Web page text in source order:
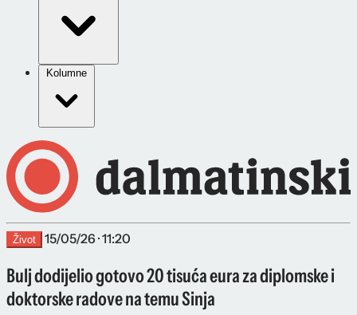
Kolumne
Život 15/05/26 · 11:20
Bulj dodijelio gotovo 20 tisuća eura za diplomske i
doktorske radove na temu Sinja